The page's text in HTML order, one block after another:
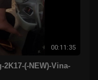
00:11:35
2K17-(-NEW)-Vina-